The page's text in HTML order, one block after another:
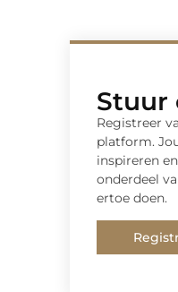
Stuur
Registreer
platform.
inspireren
onderdeel
ertoe doen.